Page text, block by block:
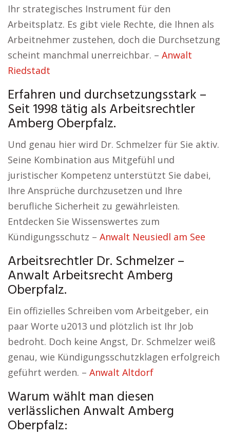
Ihr strategisches Instrument für den
Arbeitsplatz. Es gibt viele Rechte, die Ihnen als
Arbeitnehmer zustehen, doch die Durchsetzung
scheint manchmal unerreichbar. – Anwalt
Riedstadt
Erfahren und durchsetzungsstark –
Seit 1998 tätig als Arbeitsrechtler
Amberg Oberpfalz.
Und genau hier wird Dr. Schmelzer für Sie aktiv.
Seine Kombination aus Mitgefühl und
juristischer Kompetenz unterstützt Sie dabei,
Ihre Ansprüche durchzusetzen und Ihre
berufliche Sicherheit zu gewährleisten.
Entdecken Sie Wissenswertes zum
Kündigungsschutz – Anwalt Neusiedl am See
Arbeitsrechtler Dr. Schmelzer –
Anwalt Arbeitsrecht Amberg
Oberpfalz.
Ein offizielles Schreiben vom Arbeitgeber, ein
paar Worte u2013 und plötzlich ist Ihr Job
bedroht. Doch keine Angst, Dr. Schmelzer weiß
genau, wie Kündigungsschutzklagen erfolgreich
geführt werden. – Anwalt Altdorf
Warum wählt man diesen
verlässlichen Anwalt Amberg
Oberpfalz: